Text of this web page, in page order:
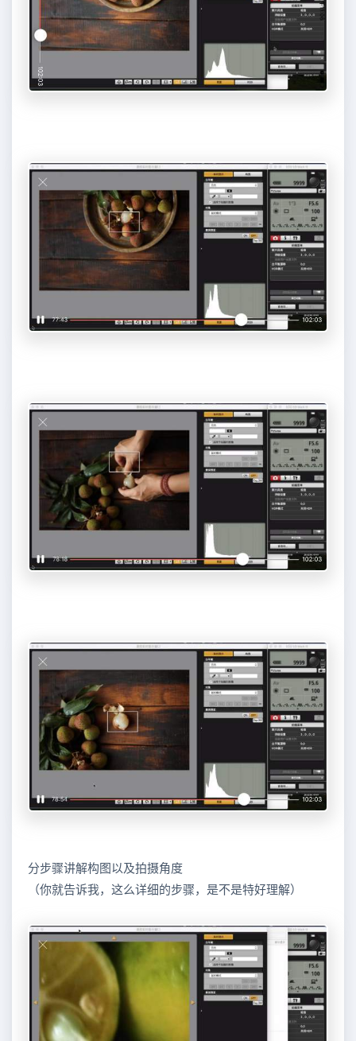
分步骤讲解构图以及拍摄角度
（你就告诉我，这么详细的步骤，是不是特好理解）